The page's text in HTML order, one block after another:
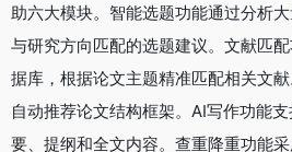
助六大模块。智能选题功能通过分析
与研究方向匹配的选题建议。文献匹
据库，根据论文主题精准匹配相关文
自动推荐论文结构框架。AI写作功能
要、提纲和全文内容。查重降重功能